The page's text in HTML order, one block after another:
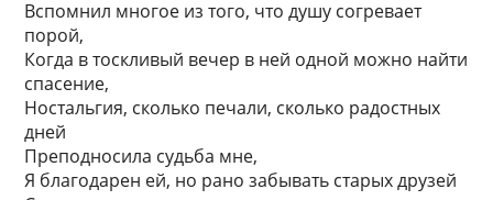
Вспомнил многое из того, что душу согревает
порой,
Когда в тоскливый вечер в ней одной можно найти
спасение,
Ностальгия, сколько печали, сколько радостных
дней
Преподносила судьба мне,
Я благодарен ей, но рано забывать старых друзей